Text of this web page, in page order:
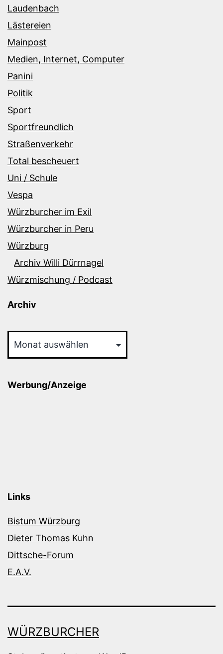
Laudenbach
Lästereien
Mainpost
Medien, Internet, Computer
Panini
Politik
Sport
Sportfreundlich
Straßenverkehr
Total bescheuert
Uni / Schule
Vespa
Würzburcher im Exil
Würzburcher in Peru
Würzburg
Archiv Willi Dürrnagel
Würzmischung / Podcast
Archiv
Werbung/Anzeige
Links
Bistum Würzburg
Dieter Thomas Kuhn
Dittsche-Forum
E.A.V.
WÜRZBURCHER